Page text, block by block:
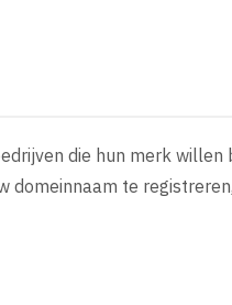
die hun merk willen
domeinnaam te